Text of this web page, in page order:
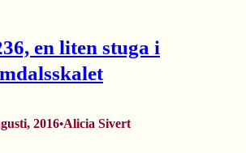
en liten stuga i
2016•Alicia Sivert